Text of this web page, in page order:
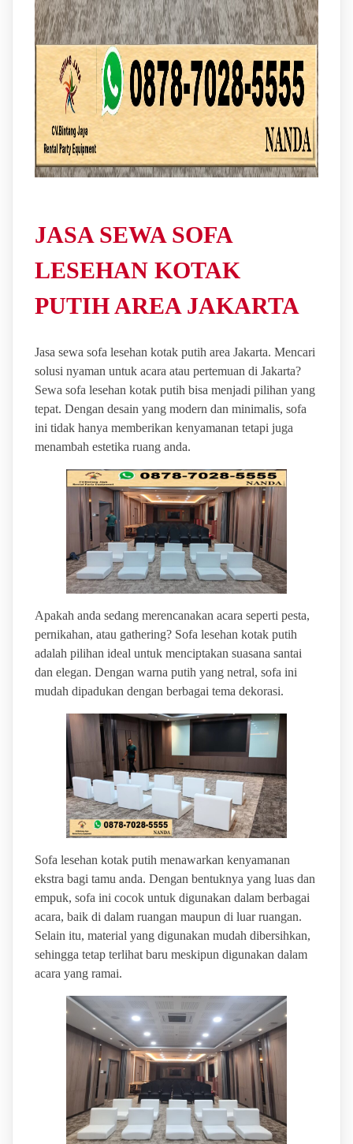
JASA SEWA SOFA
LESEHAN KOTAK
PUTIH AREA JAKARTA
Jasa sewa sofa lesehan kotak putih area Jakarta. Mencari
solusi nyaman untuk acara atau pertemuan di Jakarta?
Sewa sofa lesehan kotak putih bisa menjadi pilihan yang
tepat. Dengan desain yang modern dan minimalis, sofa
ini tidak hanya memberikan kenyamanan tetapi juga
menambah estetika ruang anda.
Apakah anda sedang merencanakan acara seperti pesta,
pernikahan, atau gathering? Sofa lesehan kotak putih
adalah pilihan ideal untuk menciptakan suasana santai
dan elegan. Dengan warna putih yang netral, sofa ini
mudah dipadukan dengan berbagai tema dekorasi.
Sofa lesehan kotak putih menawarkan kenyamanan
ekstra bagi tamu anda. Dengan bentuknya yang luas dan
empuk, sofa ini cocok untuk digunakan dalam berbagai
acara, baik di dalam ruangan maupun di luar ruangan.
Selain itu, material yang digunakan mudah dibersihkan,
sehingga tetap terlihat baru meskipun digunakan dalam
acara yang ramai.